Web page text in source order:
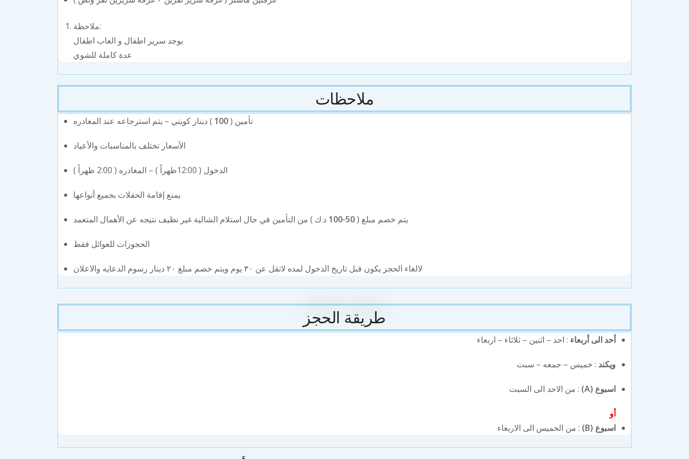
ملاحظة:
يوجد سرير اطفال و العاب اطفال
عدة كاملة للشوي
ملاحظات
تأمين (100 ) دينار كويتي – يتم استرجاعه عند المغادره
الأسعار تختلف بالمناسبات والأعياد
الدخول ( 12:00ظهراً ) – المغادره ( 2:00 ظهراً )
يمنع إقامة الحفلات بجميع أنواعها
يتم خصم مبلغ (50-100 د.ك ) من التأمين في حال استلام الشالية غير نظيف نتيجه عن الأهمال المتعمد
الحجوزات للعوائل فقط
لالغاء الحجز يكون قبل تاريخ الدخول لمده لاتقل عن ٣٠ يوم ويتم خصم مبلغ ٢٠ دينار رسوم الدعايه والاعلان
طريقة الحجز
أحد الى أربعاء : احد – اثنين – ثلاثاء – اربعاء
ويكند : خميس – جمعه – سبت
اسبوع (A) : من الاحد الى السبت
أو
اسبوع (B)
: من الخميس الى الاربعاء